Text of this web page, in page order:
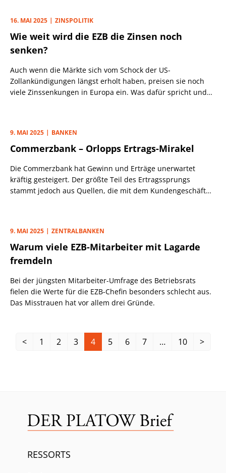
16. MAI 2025 ZINSPOLITIK
Wie weit wird die EZB die Zinsen noch
senken?
Auch wenn die Märkte sich vom Schock der US-
Zollankündigungen längst erholt haben, preisen sie noch
viele Zinssenkungen in Europa ein. Was dafür spricht und
9. MAI 2025 BANKEN
Commerzbank – Orlopps Ertrags-Mirakel
Die Commerzbank hat Gewinn und Erträge unerwartet
kräftig gesteigert. Der größte Teil des Ertragssprungs
stammt jedoch aus Quellen, die mit dem Kundengeschäft
9. MAI 2025 ZENTRALBANKEN
Warum viele EZB-Mitarbeiter mit Lagarde
fremdeln
Bei der jüngsten Mitarbeiter-Umfrage des Betriebsrats
fielen die Werte für die EZB-Chefin besonders schlecht aus.
Das Misstrauen hat vor allem drei Gründe.
< 1 2 3 4 5 6 7 … 10 >
RESSORTS